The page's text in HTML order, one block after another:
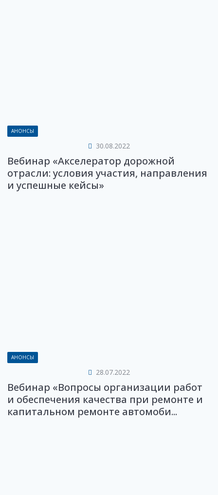
АНОНСЫ
30.08.2022
Вебинар «Акселератор дорожной
отрасли: условия участия, направления
и успешные кейсы»
АНОНСЫ
28.07.2022
Вебинар «Вопросы организации работ
и обеспечения качества при ремонте и
капитальном ремонте автомоби...